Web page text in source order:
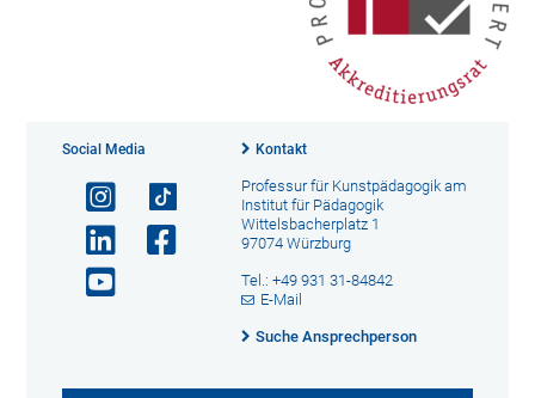
Social Media Kontakt
Professur für Kunstpädagogik am
Institut für Pädagogik
Wittelsbacherplatz 1
97074 Würzburg
Tel.: +49 931 31-84842
E-Mail
Suche Ansprechperson